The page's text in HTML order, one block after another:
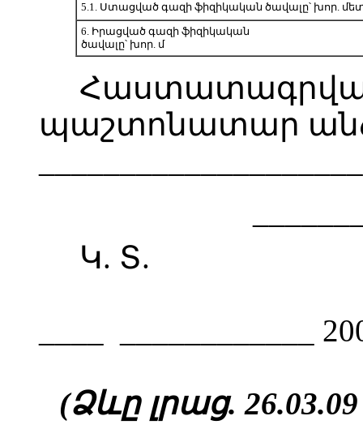
5.1. Ստացված գազի ֆիզիկական ծավալը՝ խոր.
6. Իրացված գազի ֆիզիկական
ծավալը՝ խոր. մ
պաշտոնատար
Կ. Տ.
____ ____________
(Ձևը լրաց. 26.03.09